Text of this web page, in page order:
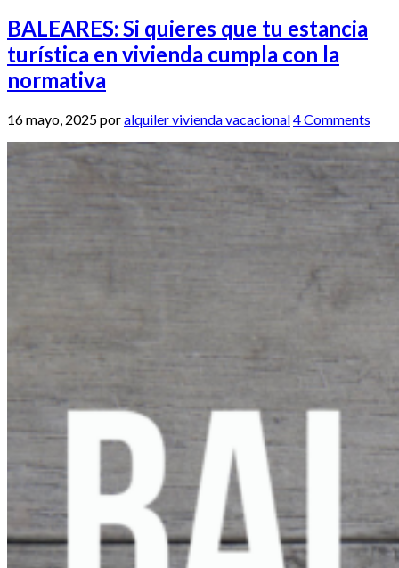
BALEARES: Si quieres que tu estancia
turística en vivienda cumpla con la
normativa
16 mayo, 2025poralquiler vivienda vacacional4 Comments